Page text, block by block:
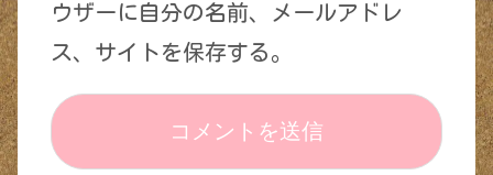
ウザーに自分の名前、メールアドレ
ス、サイトを保存する。